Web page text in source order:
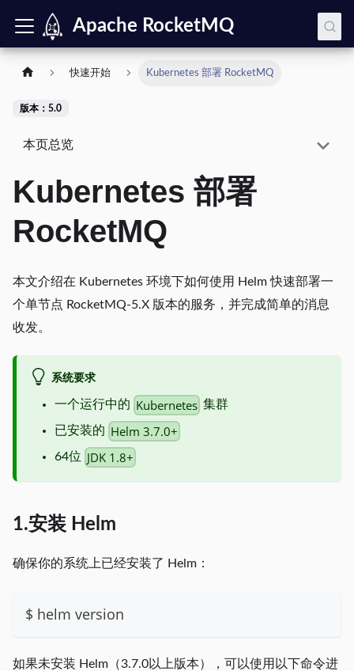
Apache RocketMQ
快速开始 Kubernetes 部署 RocketMQ
版本：5.0
本页总览
Kubernetes 部署
RocketMQ
本文介绍在 Kubernetes 环境下如何使用 Helm 快速部署一
个单节点 RocketMQ-5.X 版本的服务，并完成简单的消息
收发。
系统要求
一个运行中的 Kubernetes 集群
已安装的 Helm 3.7.0+
64位 JDK 1.8+
1.安装 Helm
确保你的系统上已经安装了 Helm：
$ helm version
如果未安装 Helm（3.7.0以上版本），可以使用以下命令进